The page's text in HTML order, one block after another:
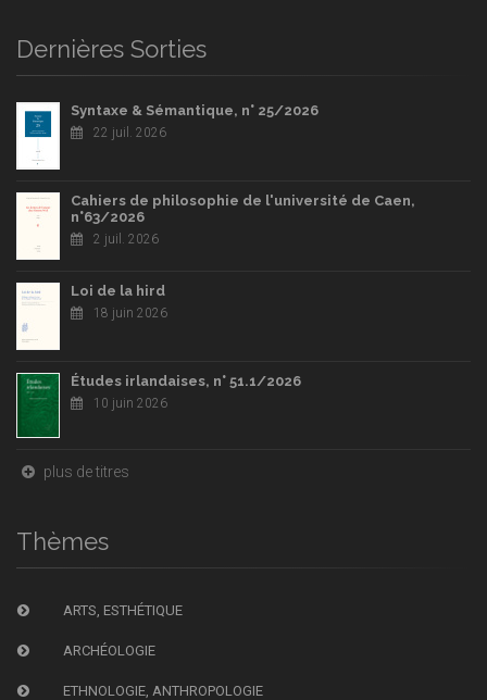
Dernières Sorties
Syntaxe & Sémantique, n° 25/2026
22 juil. 2026
Cahiers de philosophie de l'université de Caen,
n°63/2026
2 juil. 2026
Loi de la hird
18 juin 2026
Études irlandaises, n° 51.1/2026
10 juin 2026
plus de titres
Thèmes
ARTS, ESTHÉTIQUE
ARCHÉOLOGIE
ETHNOLOGIE, ANTHROPOLOGIE